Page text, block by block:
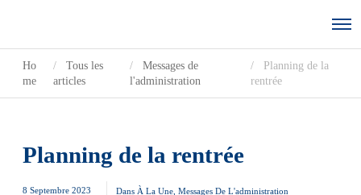
Ho
me
Tous les
articles
Messages de
l'administration
Planning de la
rentrée
Planning de la rentrée
8 Septembre 2023 Dans À La Une Messages De L'administration